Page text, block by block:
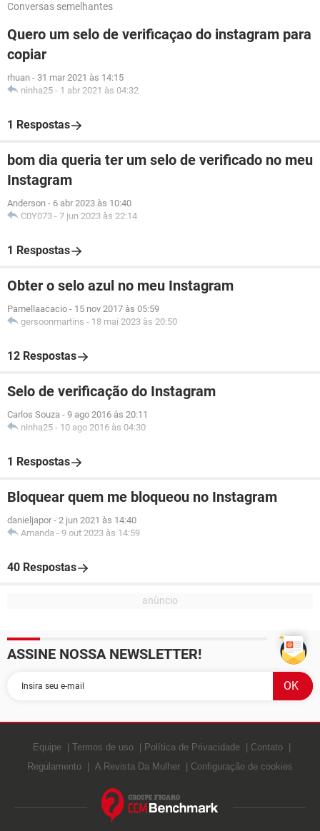
Conversas semelhantes
Quero um selo de verificaçao do instagram para
copiar
rhuan - 31 mar 2021 às 14:15
ninha25 - 1 abr 2021 às 04:32
1 Respostas
bom dia queria ter um selo de verificado no meu
Instagram
Anderson - 6 abr 2023 às 10:40
C0Y073 - 7 jun 2023 às 22:14
1 Respostas
Obter o selo azul no meu Instagram
Pamellaacacio - 15 nov 2017 às 05:59
gersoonmartins - 18 mai 2023 às 20:50
12 Respostas
Selo de verificação do Instagram
Carlos Souza - 9 ago 2016 às 20:11
ninha25 - 10 ago 2016 às 04:30
1 Respostas
Bloquear quem me bloqueou no Instagram
danieljapor - 2 jun 2021 às 14:40
Amanda - 9 out 2023 às 14:59
40 Respostas
ASSINE NOSSA NEWSLETTER!
Equipe Termos de uso Política de Privacidade
Contato
Regulamento
A Revista Da Mulher Configuração de cookies